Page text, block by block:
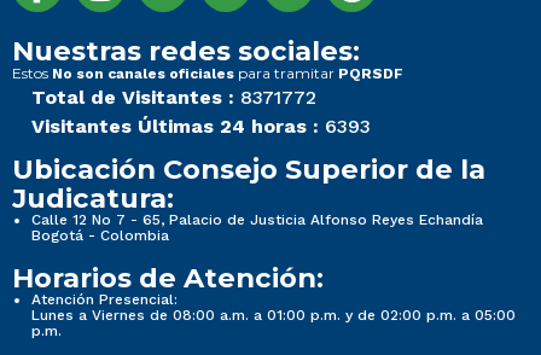
Nuestras redes sociales:
Estos No son canales oficiales para tramitar PQRSDF
Total de Visitantes : 8371772
Visitantes Últimas 24 horas : 6393
Ubicación Consejo Superior de la
Judicatura:
Calle 12 No 7 - 65, Palacio de Justicia Alfonso Reyes Echandía
Bogotá - Colombia
Horarios de Atención:
Atención Presencial:
Lunes a Viernes de 08:00 a.m. a 01:00 p.m. y de 02:00 p.m. a 05:00
p.m.